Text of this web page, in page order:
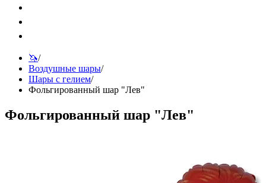
🦄/
Воздушные шары/
Шары с гелием/
Фольгированный шар "Лев"
Фольгированный шар "Лев"